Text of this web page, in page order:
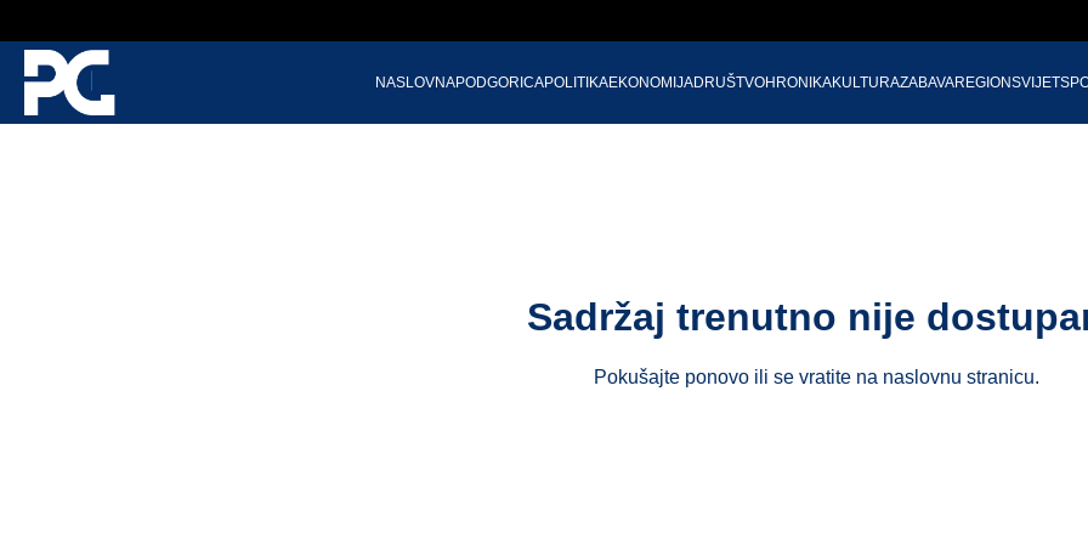
NASLOVNAPODGORICAPOLITIKAEKONOMIJADRUŠTVOHRONIKAKULTURAZABAVAREGIONSVIJET
Sadržaj trenutno nije
Pokušajte ponovo ili se vratite na naslovnu stranicu.